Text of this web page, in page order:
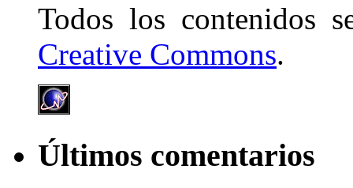
Todos los contenidos
Creative Commons.
Últimos comentarios